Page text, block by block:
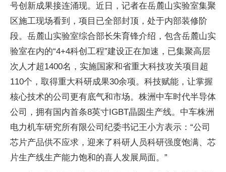
号创新成果接连涌现。近日，记者在岳麓山实验室集聚
区施工现场看到，项目已全部封顶，处于内部装修阶
段。岳麓山实验室综合部长朱育锋介绍，包含岳麓山实
验室在内的“4+4科创工程”建设正在加速，已集聚高层
次人才超1400名，实施国家和省重大科技攻关项目超
110个，取得重大科研成果30余项。科技赋能，让掌握
核心技术的公司更有底气和市场。株洲中车时代半导体
公司，拥有国内首条8英寸IGBT晶圆生产线。中车株洲
电力机车研究所有限公司纪委书记王小方表示：“公司
芯片产品供不应求，迎来了科研人员科研强度饱满、芯
片生产线生产能力饱和的喜人发展局面。”